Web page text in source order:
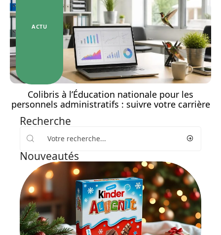
ACTU
Colibris à l’Éducation nationale pour les
personnels administratifs : suivre votre carrière
Recherche
Nouveautés